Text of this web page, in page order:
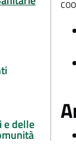
e delle